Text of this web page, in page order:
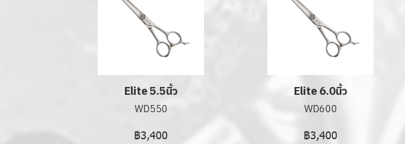
Elite 5.5นิ้ว
WD550
฿3,400
Elite 6.0นิ้ว
WD600
฿3,400